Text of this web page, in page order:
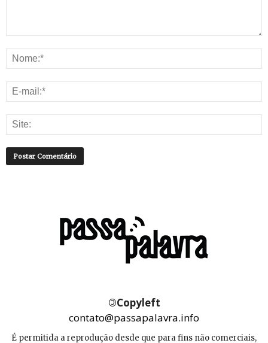
©Copyleft
contato@passapalavra.info
É permitida a reprodução desde que para fins não comerciais,